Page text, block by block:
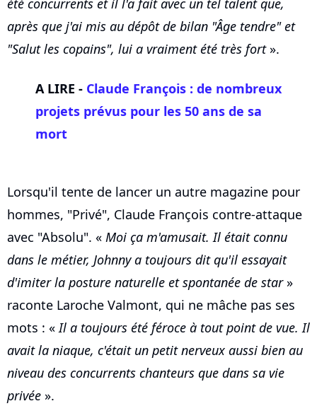
été concurrents et il l'a fait avec un tel talent que,
après que j'ai mis au dépôt de bilan "Âge tendre" et
"Salut les copains", lui a vraiment été très fort».
A LIRE - Claude François : de nombreux
projets prévus pour les 50 ans de sa
mort
Lorsqu'il tente de lancer un autre magazine pour
hommes, "Privé", Claude François contre-attaque
avec "Absolu". « Moi ça m'amusait. Il était connu
dans le métier, Johnny a toujours dit qu'il essayait
d'imiter la posture naturelle et spontanée de star»
raconte Laroche Valmont, qui ne mâche pas ses
mots : «Il a toujours été féroce à tout point de vue. Il
avait la niaque, c'était un petit nerveux aussi bien au
niveau des concurrents chanteurs que dans sa vie
privée ».